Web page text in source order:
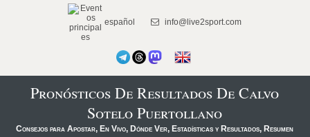
español info@live2sport.com
Pronósticos De Resultados De Calvo
Sotelo Puertollano
Consejos para Apostar, En Vivo, Dónde Ver, Estadísticas y Resultados, Resumen